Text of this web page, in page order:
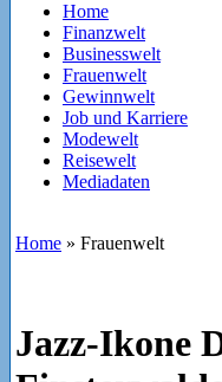
Home
Finanzwelt
Businesswelt
Frauenwelt
Gewinnwelt
Job und Karriere
Modewelt
Reisewelt
Mediadaten
Home » Frauenwelt
Jazz-Ikone